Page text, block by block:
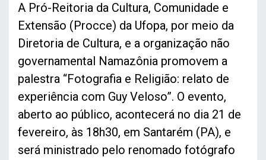
A Pró-Reitoria da Cultura, Comunidade e
Extensão (Procce) da Ufopa, por meio da
Diretoria de Cultura, e a organização não
governamental Namazônia promovem a
palestra “Fotografia e Religião: relato de
experiência com Guy Veloso”. O evento,
aberto ao público, acontecerá no dia 21 de
fevereiro, às 18h30, em Santarém (PA), e
será ministrado pelo renomado fotógrafo